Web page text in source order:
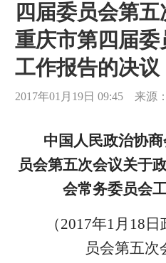
四届委员会第
重庆市第四届
工作报告的决议
2017年01月19日 09:45 来源
中国人民政治协
员会第五次会议关于
会常务委员会
（2017年1月18
员会第五次